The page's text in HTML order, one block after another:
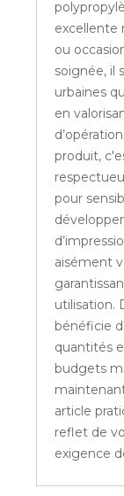
excellente
ou
soignée, il
urbaines
en
produit,
pour
aisément
utilisation.
bénéficie
quantités
budgets
article
reflet de
exigence